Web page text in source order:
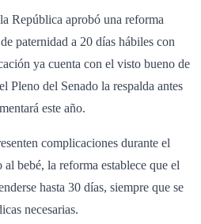
República aprobó una reforma
paternidad a 20 días hábiles con
ya cuenta con el visto bueno de
Pleno del Senado la respalda antes
este año.
complicaciones durante el
bebé, la reforma establece que el
hasta 30 días, siempre que se
necesarias.